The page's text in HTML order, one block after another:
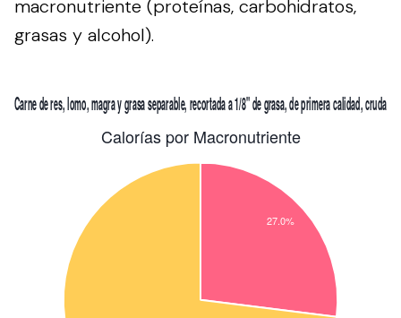
macronutriente (proteínas, carbohidratos,
grasas y alcohol).